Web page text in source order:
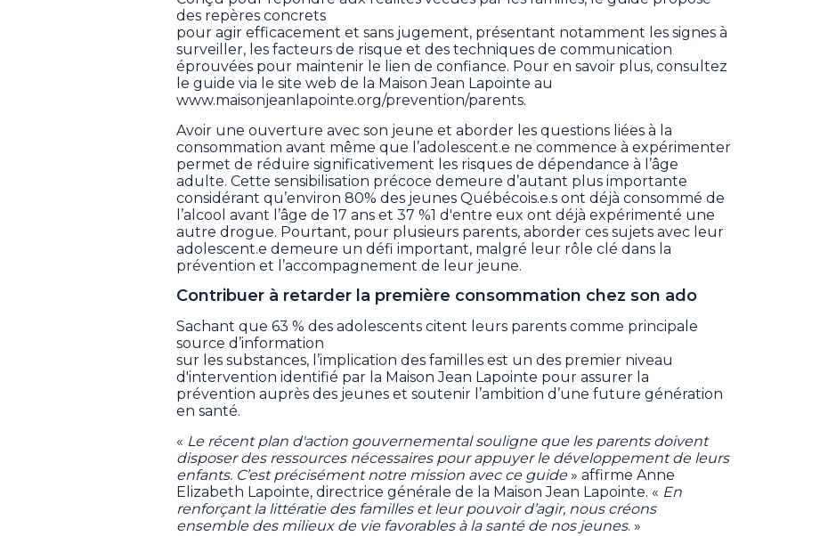
des repères concrets
pour agir efficacement et sans jugement, présentant notamment les signes à
surveiller, les facteurs de risque et des techniques de communication
éprouvées pour maintenir le lien de confiance. Pour en savoir plus, consultez
le guide via le site web de la Maison Jean Lapointe au
www.maisonjeanlapointe.org/prevention/parents.
Avoir une ouverture avec son jeune et aborder les questions liées à la
consommation avant même que l’adolescent.e ne commence à expérimenter
permet de réduire significativement les risques de dépendance à l’âge
adulte. Cette sensibilisation précoce demeure d’autant plus importante
considérant qu’environ 80% des jeunes Québécois.e.s ont déjà consommé de
l’alcool avant l’âge de 17 ans et 37 %1 d'entre eux ont déjà expérimenté une
autre drogue. Pourtant, pour plusieurs parents, aborder ces sujets avec leur
adolescent.e demeure un défi important, malgré leur rôle clé dans la
prévention et l’accompagnement de leur jeune.
Contribuer à retarder la première consommation chez son ado
Sachant que 63 % des adolescents citent leurs parents comme principale
source d’information
sur les substances, l’implication des familles est un des premier niveau
d'intervention identifié par la Maison Jean Lapointe pour assurer la
prévention auprès des jeunes et soutenir l’ambition d’une future génération
en santé.
« Le récent plan d'action gouvernemental souligne que les parents doivent
disposer des ressources nécessaires pour appuyer le développement de leurs
enfants. C’est précisément notre mission avec ce guide» affirme Anne
Elizabeth Lapointe, directrice générale de la Maison Jean Lapointe. « En
renforçant la littératie des familles et leur pouvoir d’agir, nous créons
ensemble des milieux de vie favorables à la santé de nos jeunes. »